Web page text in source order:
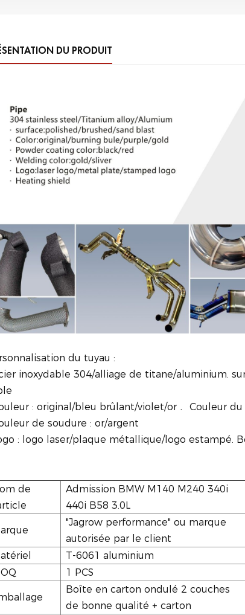
DU PRODUIT
du tuyau :
inoxydable 304/alliage de titane/aluminium.
: original/bleu brûlant/violet/or﹒ Couleur
de soudure : or/argent
: logo laser/plaque métallique/logo estampé.
de
Admission BMW M140 M240 340i
440i B58 3.0L
"Jagrow performance" ou marque
autorisée par le client
T-6061 aluminium
1 PCS
Boîte en carton ondulé 2 couches
de bonne qualité + carton